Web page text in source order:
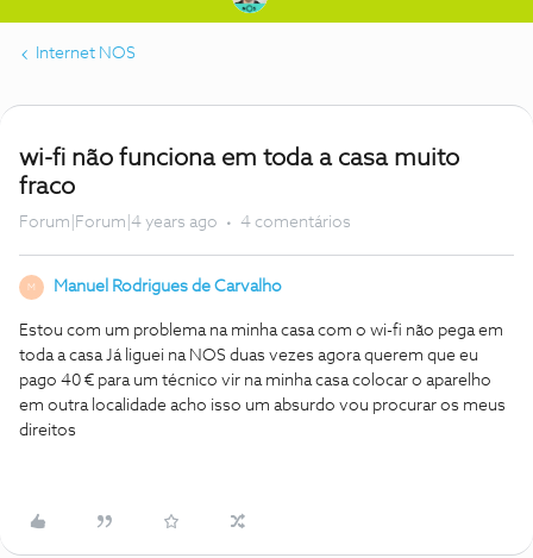
Internet NOS
wi-fi não funciona em toda a casa muito
fraco
Forum|Forum|4 years ago 4 comentários
M Manuel Rodrigues de Carvalho
Estou com um problema na minha casa com o wi-fi não pega em
toda a casa Já liguei na NOS duas vezes agora querem que eu
pago 40 € para um técnico vir na minha casa colocar o aparelho
em outra localidade acho isso um absurdo vou procurar os meus
direitos